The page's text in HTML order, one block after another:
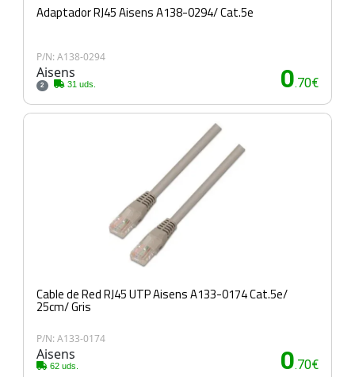
Adaptador RJ45 Aisens A138-0294/ Cat.5e
P/N: A138-0294
Aisens
2 31 uds. 0.70€
Cable de Red RJ45 UTP Aisens A133-0174 Cat.5e/
25cm/ Gris
P/N: A133-0174
Aisens
62 uds. 0.70€